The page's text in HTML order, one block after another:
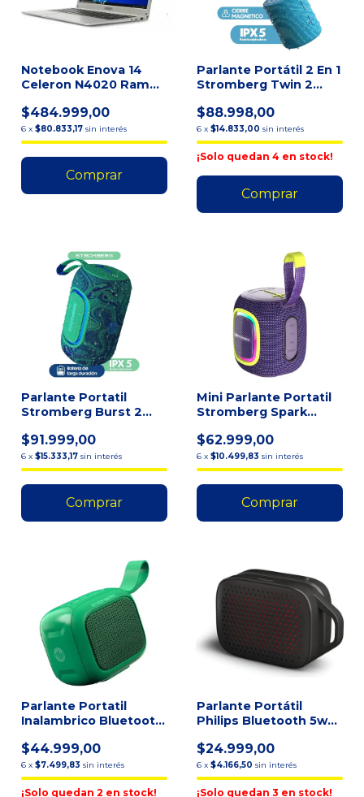
Notebook Enova 14
Celeron N4020 Ram
Negro
$484.999,00
6 x $80.833,17 sin interés
Parlante Portátil 2 En 1
Stromberg Twin 2
$88.998,00
6 x $14.833,00 sin interés
¡Solo quedan 4 en stock!
Parlante Portatil
Stromberg Burst 2
Verd
$91.999,00
6 x $15.333,17 sin interés
Mini Parlante Portatil
Stromberg Spark
$62.999,00
6 x $10.499,83 sin interés
Parlante Portatil
Inalambrico Bluetooth
$44.999,00
6 x $7.499,83 sin interés
¡Solo quedan 2 en stock!
Parlante Portátil
Philips Bluetooth 5w
Ne
$24.999,00
6 x $4.166,50 sin interés
¡Solo quedan 3 en stock!